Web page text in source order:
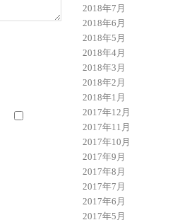
2018年7月
2018年6月
2018年5月
2018年4月
2018年3月
2018年2月
2018年1月
2017年12月
2017年11月
2017年10月
2017年9月
2017年8月
2017年7月
2017年6月
2017年5月